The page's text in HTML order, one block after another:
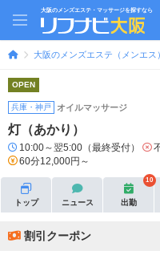
大阪のメンズエステ・マッサージを探すなら
大阪のメンズエステ（メンエス）
OPEN
兵庫・神戸 オイルマッサージ
灯（あかり）
10:00～翌5:00（最終受付）
60分12,000円～
トップ ニュース 出勤
10
割引クーポン